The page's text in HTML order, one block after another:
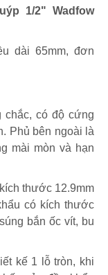
1/2" Wadfow
dài 65mm, đơn
có độ cứng
Phủ bên ngoài là
mài mòn và hạn
thước 12.9mm
có kích thước
bắn ốc vít, bu
kế 1 lỗ tròn, khi